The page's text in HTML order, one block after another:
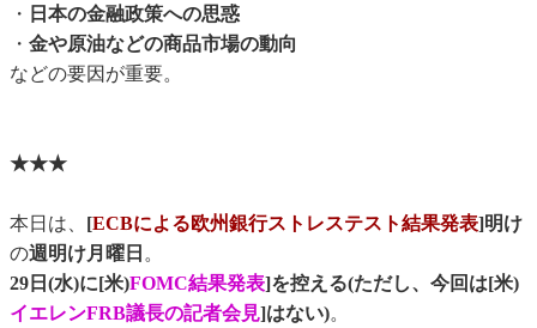
・ 日本の金融政策への思惑
・ 金や原油などの商品市場の動向
などの要因が重要。
★★★
本日は、 [ECBによる欧州銀行ストレステスト結果発表]明け
の週明け月曜日 。
29日(水)に[米)FOMC結果発表]を控える(ただし、今回は[米)
イエレンFRB議長の記者会見]はない)。